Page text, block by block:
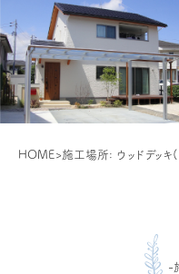
HOME>施工場所: ウッドデッキ
-